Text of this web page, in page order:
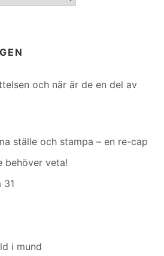
och när är de en del av
ställe och stampa – en re-cap
behöver veta!
31
i mund